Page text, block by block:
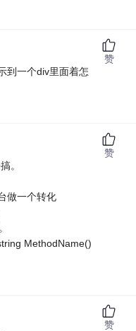
到一个div里面着怎
赞
。
做一个转化
MethodName()
赞
赞